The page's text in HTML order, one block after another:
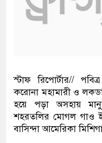
স্টাফ রিপোর্টার//
করোনা মহামারী ও
হয়ে পড়া অসহায়
শহরতলির মোগল গাও
বাসিন্দা আমেরিকা